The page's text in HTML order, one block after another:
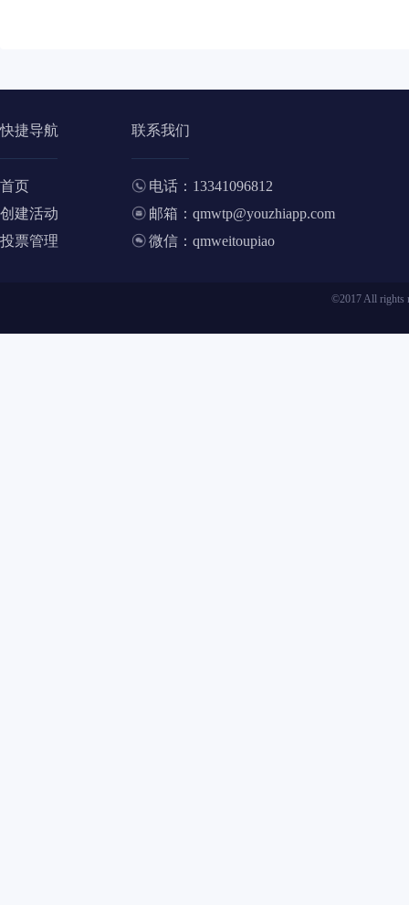
快捷导航
首页
创建活动
投票管理
联系我们
电话：13341096812
邮箱：qmwtp@youzhiapp.com
微信：qmweitoupiao
©2017 All rights